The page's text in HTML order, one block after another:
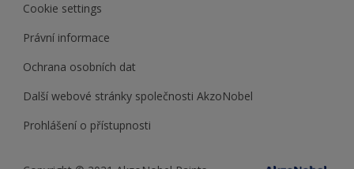
Cookie settings
Právní informace
Ochrana osobních dat
Další webové stránky společnosti AkzoNobel
Prohlášení o přístupnosti